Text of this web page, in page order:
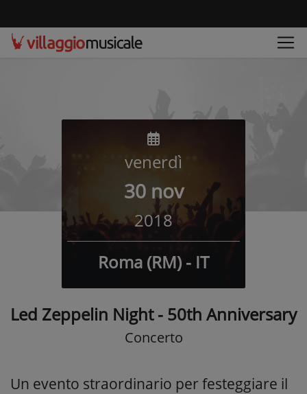
venerdì
30 nov
2018
Roma (RM) - IT
Led Zeppelin Night - 50th Anniversary
Concerto
Un evento straordinario per festeggiare il